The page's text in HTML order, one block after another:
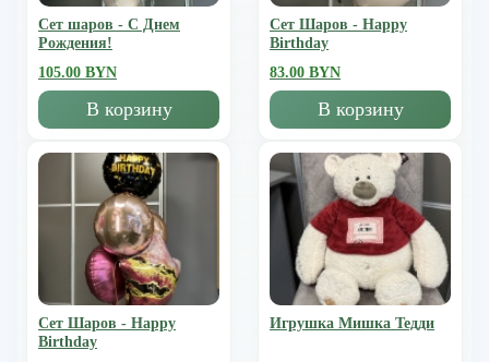
Сет шаров - С Днем
Рождения!
105.00 BYN
В корзину
Сет Шаров - Happy
Birthday
83.00 BYN
В корзину
Сет Шаров - Happy
Birthday
Игрушка Мишка Тедди